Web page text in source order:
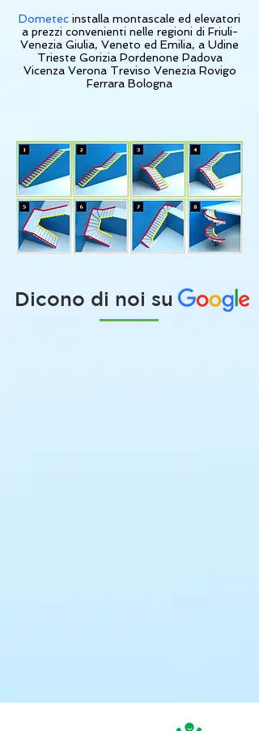
Dometec installa montascale ed elevatori
a prezzi convenienti nelle regioni di Friuli-
Venezia Giulia, Veneto ed Emilia, a Udine
Trieste Gorizia Pordenone Padova
Vicenza Verona Treviso Venezia Rovigo
Ferrara Bologna
Dicono di noi su